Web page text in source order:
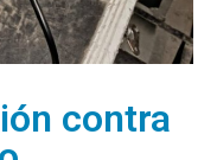
contra